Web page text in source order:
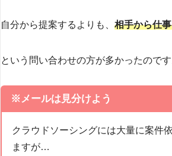
自分から提案するよりも、 相手から仕
という問い合わせの方が多かったのです
※メールは見分けよう
クラウドソーシングには大量に案件
ますが…